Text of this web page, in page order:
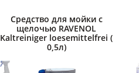
Средство для мойки с
щелочью RAVENOL
Kaltreiniger loesemittelfrei (
0,5л)